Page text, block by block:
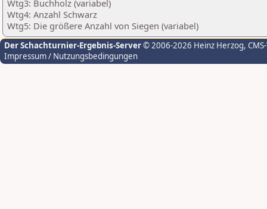
Wtg3: Buchholz (variabel)
Wtg4: Anzahl Schwarz
Wtg5: Die größere Anzahl von Siegen (variabel)
Der Schachturnier-Ergebnis-Server© 2006-2026 Heinz Herzog,
Impressum / Nutzungsbedingungen